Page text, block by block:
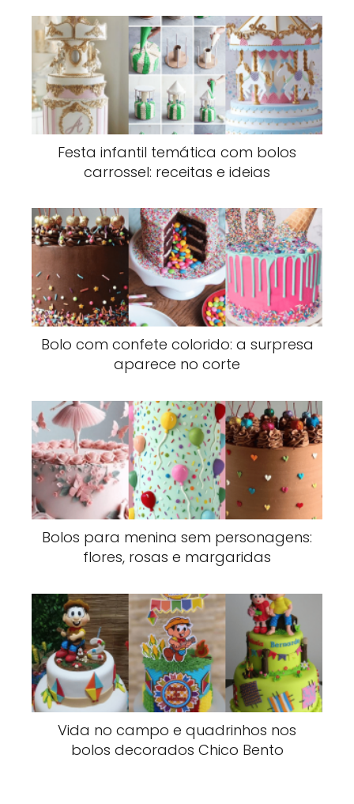
Festa infantil temática com bolos
carrossel: receitas e ideias
Bolo com confete colorido: a surpresa
aparece no corte
Bolos para menina sem personagens:
flores, rosas e margaridas
Vida no campo e quadrinhos nos
bolos decorados Chico Bento